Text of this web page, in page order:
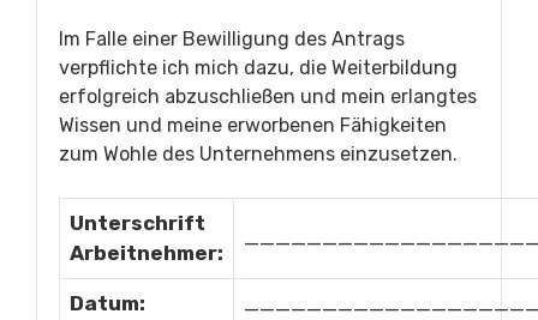
Im Falle einer Bewilligung des Antrags
verpflichte ich mich dazu, die Weiterbildung
erfolgreich abzuschließen und mein erlangtes
Wissen und meine erworbenen Fähigkeiten
zum Wohle des Unternehmens einzusetzen.
Unterschrift
Arbeitnehmer:
Datum: